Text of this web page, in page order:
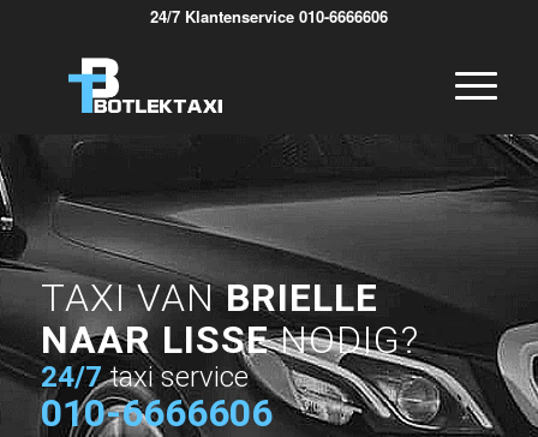
24/7 Klantenservice 010-6666606
TAXI VANBRIELLE
NAAR LISSENODIG?
24/7 taxi service
010-6666606